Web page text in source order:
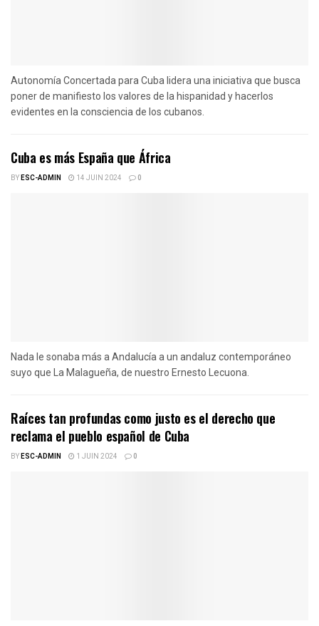
Autonomía Concertada para Cuba lidera una iniciativa que busca
poner de manifiesto los valores de la hispanidad y hacerlos
evidentes en la consciencia de los cubanos.
Cuba es más España que África
BYESC-ADMIN 14 JUIN 2024 0
Nada le sonaba más a Andalucía a un andaluz contemporáneo
suyo que La Malagueña, de nuestro Ernesto Lecuona.
Raíces tan profundas como justo es el derecho que
reclama el pueblo español de Cuba
BYESC-ADMIN 1 JUIN 2024 0